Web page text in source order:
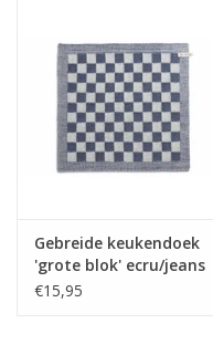
Gebreide keukendoek
'grote blok' ecru/jeans
€15,95